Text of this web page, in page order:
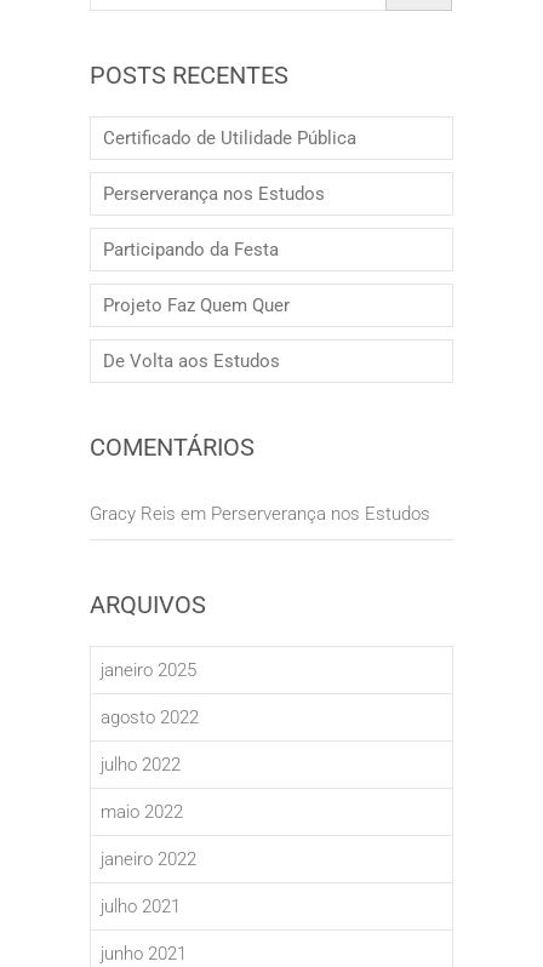
POSTS RECENTES
Certificado de Utilidade Pública
Perserverança nos Estudos
Participando da Festa
Projeto Faz Quem Quer
De Volta aos Estudos
COMENTÁRIOS
Gracy Reis em Perserverança nos Estudos
ARQUIVOS
janeiro 2025
agosto 2022
julho 2022
maio 2022
janeiro 2022
julho 2021
junho 2021